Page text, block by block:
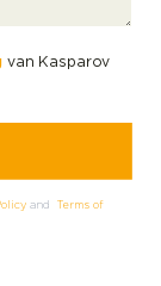
van Kasparov
and
Terms of